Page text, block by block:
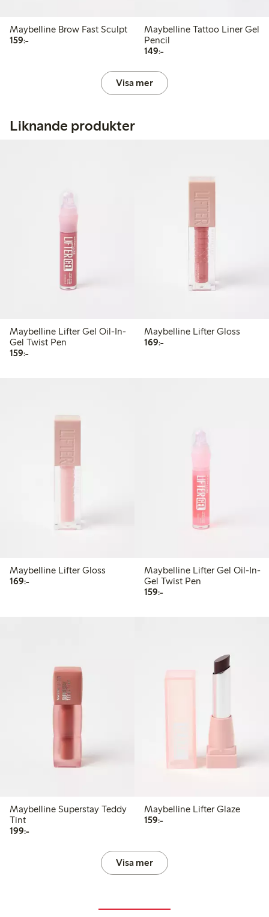
Maybelline Brow Fast Sculpt
159:-159,00 kr
Maybelline Tattoo Liner Gel
Pencil
149:-149,00 kr
Visa mer
Liknande produkter
Maybelline Lifter Gel Oil-In-
Gel Twist Pen
159:-159,00 kr
Maybelline Lifter Gloss
169:-169,00 kr
Maybelline Lifter Gloss
169:-169,00 kr
Maybelline Lifter Gel Oil-In-
Gel Twist Pen
159:-159,00 kr
Maybelline Superstay Teddy
Tint
199:-199,00 kr
Maybelline Lifter Glaze
159:-159,00 kr
Visa mer